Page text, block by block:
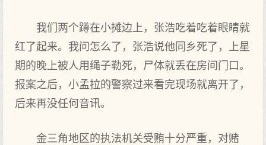
我们两个蹲在小摊边上，张浩吃着吃着眼睛就
红了起来。我问怎么了，张浩说他同乡死了，上星
期的晚上被人用绳子勒死，尸体就丢在房间门口。
报案之后，小孟拉的警察过来看完现场就离开了，
后来再没任何音讯。
金三角地区的执法机关受贿十分严重，对赌